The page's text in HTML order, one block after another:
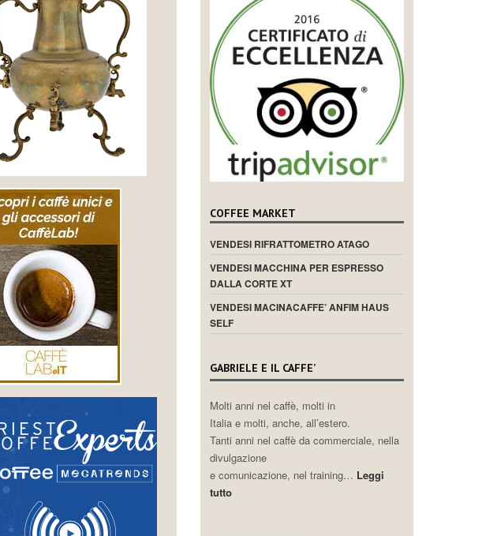
COFFEE MARKET
VENDESI RIFRATTOMETRO ATAGO
VENDESI MACCHINA PER ESPRESSO
DALLA CORTE XT
VENDESI MACINACAFFE’ ANFIM HAUS
SELF
GABRIELE E IL CAFFE’
Molti anni nel caffè, molti in
Italia e molti, anche, all’estero.
Tanti anni nel caffè da commerciale, nella
divulgazione
e comunicazione, nel training… Leggi
tutto